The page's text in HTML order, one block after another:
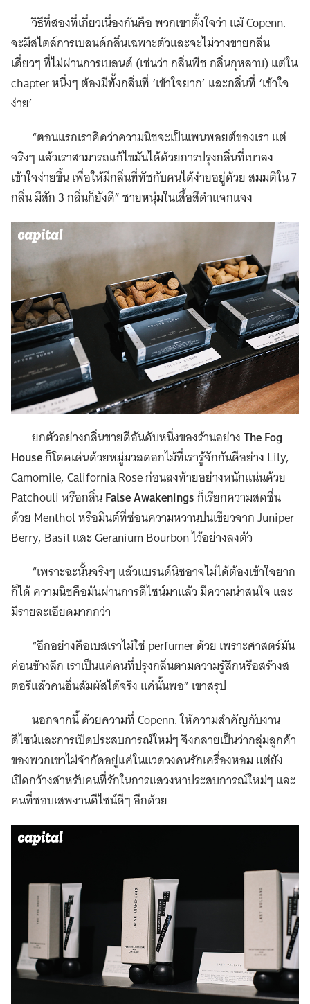
วิธีที่สองที่เกี่ยวเนื่องกันคือ พวกเขาตั้งใจว่า แม้ Copenn.
จะมีสไตล์การเบลนด์กลิ่นเฉพาะตัวและจะไม่วางขายกลิ่น
เดี่ยวๆ ที่ไม่ผ่านการเบลนด์ (เช่นว่า กลิ่นพีช กลิ่นกุหลาบ) แต่ใน
chapter หนึ่งๆ ต้องมีทั้งกลิ่นที่ ‘เข้าใจยาก’ และกลิ่นที่ ‘เข้าใจ
ง่าย’
“ตอนแรกเราคิดว่าความนิชจะเป็นเพนพอยต์ของเรา แต่
จริงๆ แล้วเราสามารถแก้ไขมันได้ด้วยการปรุงกลิ่นที่เบาลง
เข้าใจง่ายขึ้น เพื่อให้มีกลิ่นที่ทัชกับคนได้ง่ายอยู่ด้วย สมมติใน 7
กลิ่น มีสัก 3 กลิ่นก็ยังดี” ชายหนุ่มในเสื้อสีดำแจกแจง
ยกตัวอย่างกลิ่นขายดีอันดับหนึ่งของร้านอย่างThe Fog
Houseก็โดดเด่นด้วยหมู่มวลดอกไม้ที่เรารู้จักกันดีอย่าง Lily,
Camomile, California Rose ก่อนลงท้ายอย่างหนักแน่นด้วย
Patchouli หรือกลิ่นFalse Awakeningsก็เรียกความสดชื่น
ด้วย Menthol หรือมินต์ที่ซ่อนความหวานปนเขียวจาก Juniper
Berry, Basil และ Geranium Bourbon ไว้อย่างลงตัว
“เพราะฉะนั้นจริงๆ แล้วแบรนด์นิชอาจไม่ได้ต้องเข้าใจยาก
ก็ได้ ความนิชคือมันผ่านการดีไซน์มาแล้ว มีความน่าสนใจ และ
มีรายละเอียดมากกว่า
“อีกอย่างคือเบสเราไม่ใช่ perfumer ด้วย เพราะศาสตร์มัน
ค่อนข้างลึก เราเป็นแค่คนที่ปรุงกลิ่นตามความรู้สึกหรือสร้างส
ตอรีแล้วคนอื่นสัมผัสได้จริง แค่นั้นพอ” เขาสรุป
นอกจากนี้ ด้วยความที่ Copenn. ให้ความสำคัญกับงาน
ดีไซน์และการเปิดประสบการณ์ใหม่ๆ จึงกลายเป็นว่ากลุ่มลูกค้า
ของพวกเขาไม่จำกัดอยู่แค่ในแวดวงคนรักเครื่องหอม แต่ยัง
เปิดกว้างสำหรับคนที่รักในการแสวงหาประสบการณ์ใหม่ๆ และ
คนที่ชอบเสพงานดีไซน์ดีๆ อีกด้วย